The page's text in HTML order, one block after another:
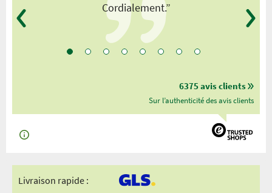
Cordialement.”
6375 avis clients
Sur l’authenticité des avis clients
Livraison rapide :